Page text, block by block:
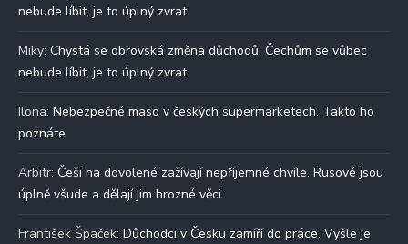
nebude líbit, je to úplný zvrat
Miky: Chystá se obrovská změna důchodů. Čechům se vůbec
nebude líbit, je to úplný zvrat
Ilona: Nebezpečné maso v českých supermarketech. Takto ho
poznáte
Arbitr: Češi na dovolené zažívají nepříjemné chvíle. Rusové jsou
úplně všude a dělají jim hrozné věci
František Špaček: Důchodci v Česku zamíří do práce. Vyšle je